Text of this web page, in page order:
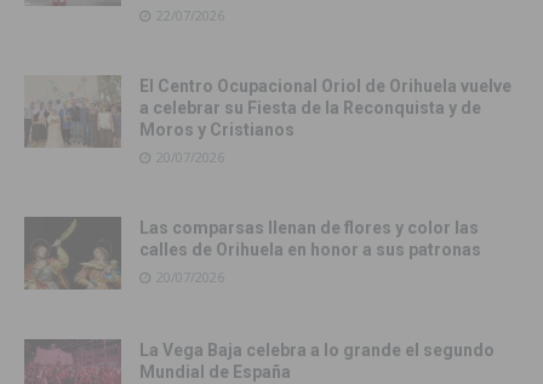
22/07/2026
El Centro Ocupacional Oriol de Orihuela vuelve
a celebrar su Fiesta de la Reconquista y de
Moros y Cristianos
20/07/2026
Las comparsas llenan de flores y color las
calles de Orihuela en honor a sus patronas
20/07/2026
La Vega Baja celebra a lo grande el segundo
Mundial de España